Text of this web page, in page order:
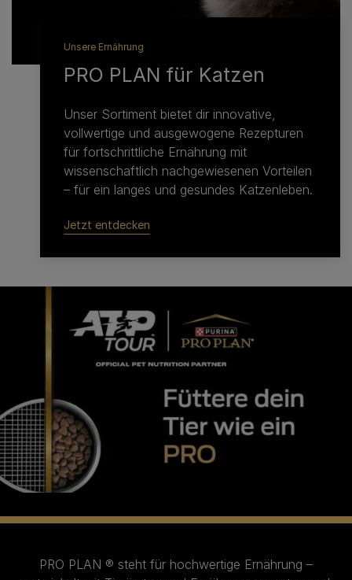
Unsere Ernährung
PRO PLAN für Katzen
Unser Sortiment bietet dir innovative,
vollwertige und ausgewogene Rezepturen
für fortschrittliche Ernährung mit
wissenschaftlich nachgewiesenen Vorteilen
– für ein langes und gesundes Katzenleben.
Jetzt entdecken
PRO PLAN ® steht für hochwertige Ernährung –